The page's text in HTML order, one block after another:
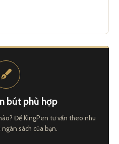
bút phù hợp
Để KingPen tư vấn theo nhu
sách của bạn.